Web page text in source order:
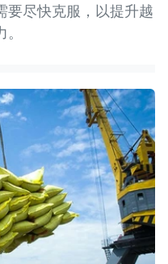
要尽快克服，以提升越